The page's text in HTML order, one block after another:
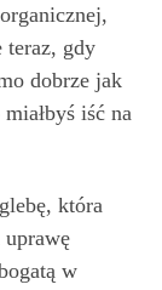
teraz, gdy
dobrze jak
iść na
która
uprawę
w